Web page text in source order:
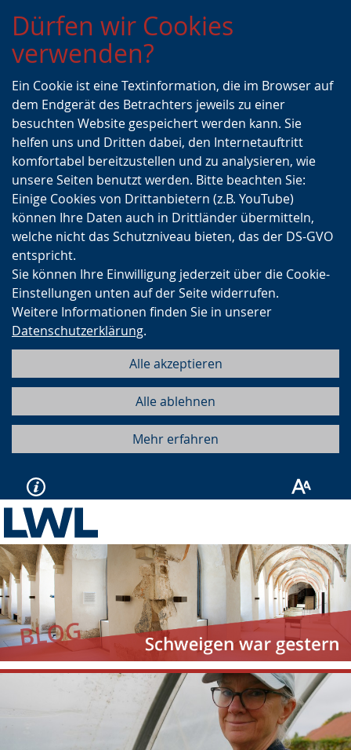
Zur
Hauptnavigation
Zur
Seitennavigation
Zum
Inhalt
Dürfen wir Cookies
verwenden?
Ein Cookie ist eine Textinformation, die im Browser auf
dem Endgerät des Betrachters jeweils zu einer
besuchten Website gespeichert werden kann. Sie
helfen uns und Dritten dabei, den Internetauftritt
komfortabel bereitzustellen und zu analysieren, wie
unsere Seiten benutzt werden. Bitte beachten Sie:
Einige Cookies von Drittanbietern (z.B. YouTube)
können Ihre Daten auch in Drittländer übermitteln,
welche nicht das Schutzniveau bieten, das der DS-GVO
entspricht.
Sie können Ihre Einwilligung jederzeit über die Cookie-
Einstellungen unten auf der Seite widerrufen.
Weitere Informationen finden Sie in unserer
Datenschutzerklärung.
Alle akzeptieren
Alle ablehnen
Mehr erfahren